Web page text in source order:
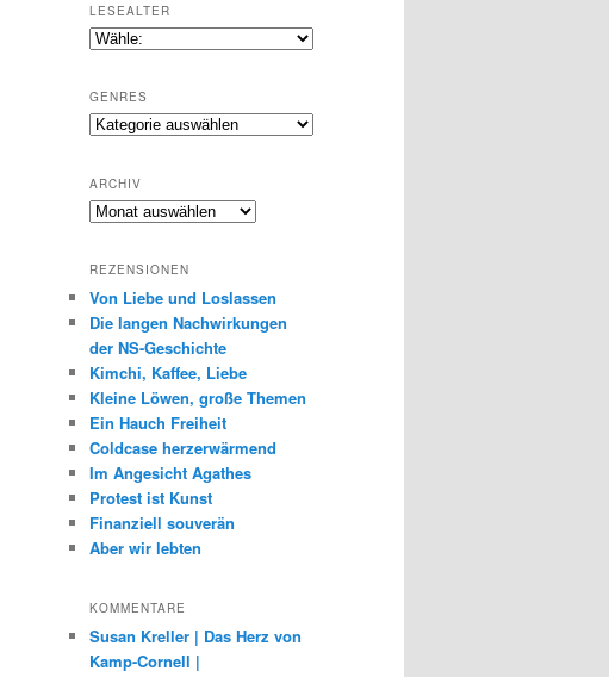
LESEALTER
GENRES
Genres
ARCHIV
Archiv
REZENSIONEN
Von Liebe und Loslassen
Die langen Nachwirkungen
der NS-Geschichte
Kimchi, Kaffee, Liebe
Kleine Löwen, große Themen
Ein Hauch Freiheit
Coldcase herzerwärmend
Im Angesicht Agathes
Protest ist Kunst
Finanziell souverän
Aber wir lebten
KOMMENTARE
Susan Kreller | Das Herz von
Kamp-Cornell |